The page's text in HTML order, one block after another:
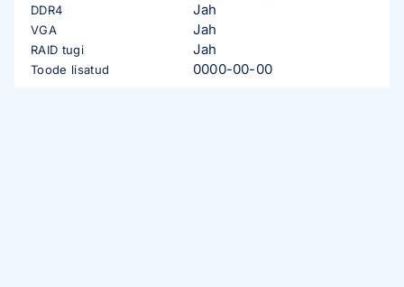
DDR4 Jah
VGA Jah
RAID tugi Jah
Toode lisatud 0000-00-00